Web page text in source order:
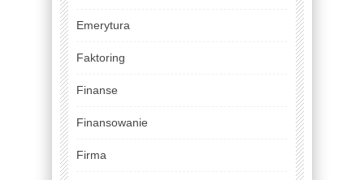
Emerytura
Faktoring
Finanse
Finansowanie
Firma